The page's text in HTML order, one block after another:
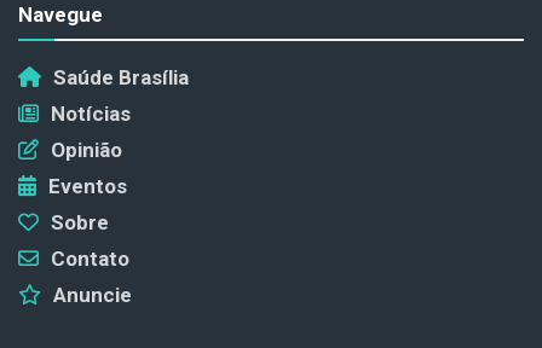
Navegue
Saúde Brasília
Notícias
Opinião
Eventos
Sobre
Contato
Anuncie